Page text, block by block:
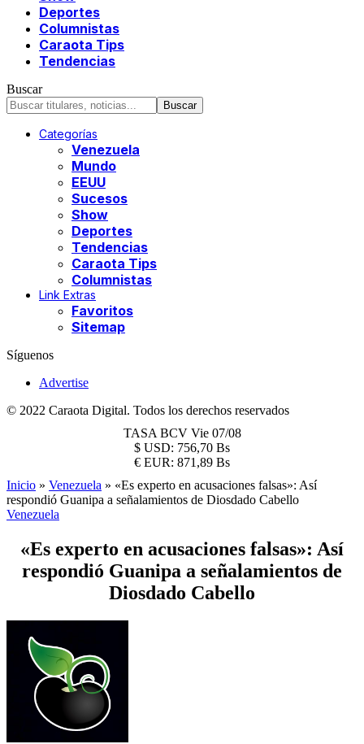
Deportes
Columnistas
Caraota Tips
Tendencias
Buscar
Categorías
Venezuela
Mundo
EEUU
Sucesos
Show
Deportes
Tendencias
Caraota Tips
Columnistas
Link Extras
Favoritos
Sitemap
Síguenos
Advertise
© 2022 Caraota Digital. Todos los derechos reservados
TASA BCV Vie 07/08
$ USD: 756,70 Bs
€ EUR: 871,89 Bs
Inicio » Venezuela » «Es experto en acusaciones falsas»: Así
respondió Guanipa a señalamientos de Diosdado Cabello
Venezuela
«Es experto en acusaciones falsas»: Así
respondió Guanipa a señalamientos de
Diosdado Cabello